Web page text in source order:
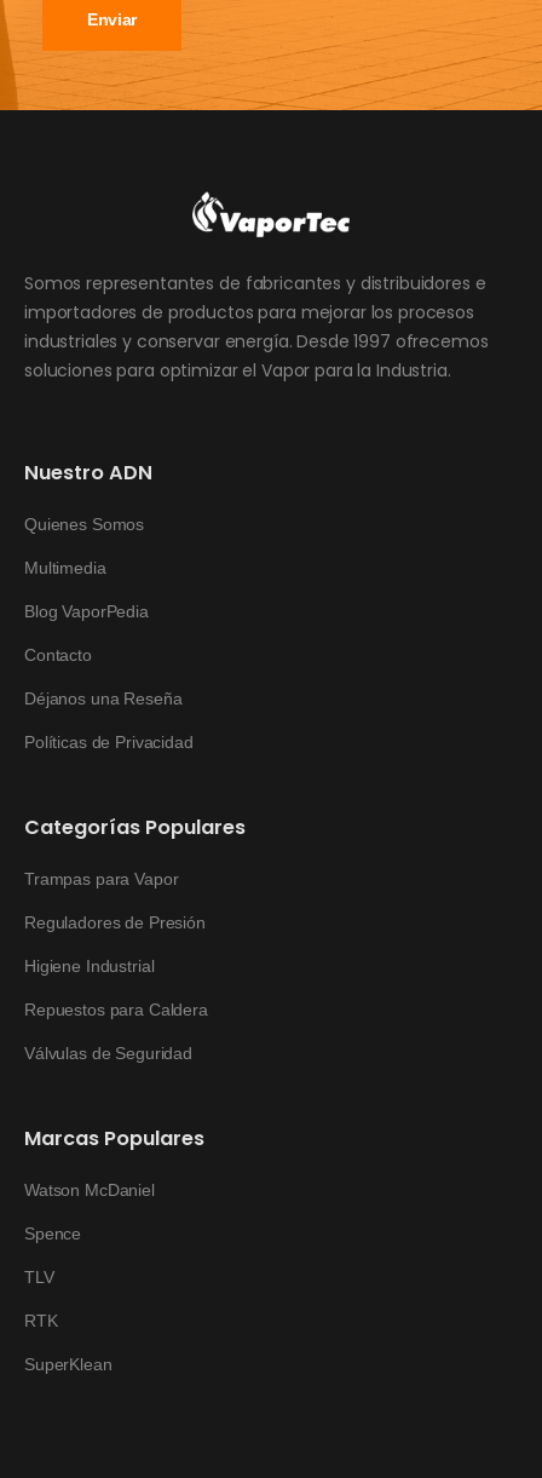
Enviar
Somos representantes de fabricantes y distribuidores e
importadores de productos para mejorar los procesos
industriales y conservar energía. Desde 1997 ofrecemos
soluciones para optimizar el Vapor para la Industria.
Nuestro ADN
Quienes Somos
Multimedia
Blog VaporPedia
Contacto
Déjanos una Reseña
Políticas de Privacidad
Categorías Populares
Trampas para Vapor
Reguladores de Presión
Higiene Industrial
Repuestos para Caldera
Válvulas de Seguridad
Marcas Populares
Watson McDaniel
Spence
TLV
RTK
SuperKlean